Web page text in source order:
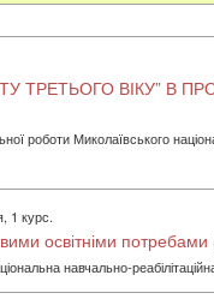
ТРЕТЬОГО ВІКУ” В
роботи Миколаївського
1 курс.
освітніми потребами
навчально-